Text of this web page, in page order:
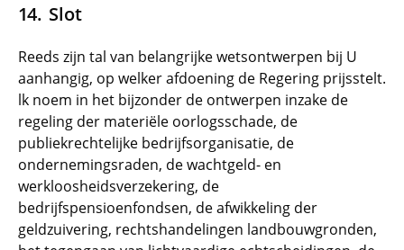
Slot
Reeds zijn tal van belangrijke wetsontwerpen bij U
aanhangig, op welker afdoening de Regering prijsstelt.
lk noem in het bijzonder de ontwerpen inzake de
regeling der materiële oorlogsschade, de
publiekrechtelijke bedrijfsorganisatie, de
ondernemingsraden, de wachtgeld- en
werkloosheidsverzekering, de
bedrijfspensioenfondsen, de afwikkeling der
geldzuivering, rechtshandelingen landbouwgronden,